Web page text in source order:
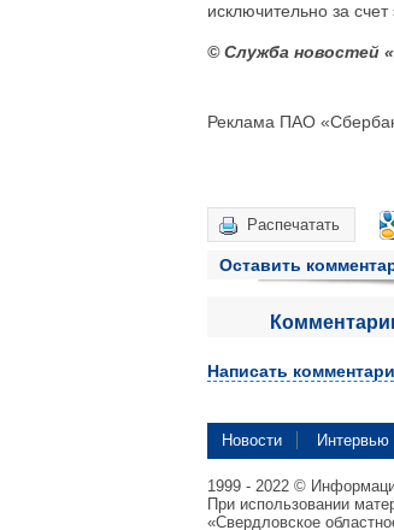
исключительно за
© Служба новостей
Реклама ПАО
Распечатать
Оставить
Написать
Новости Интервью
1999 - 2022 ©
При использовании
«Свердловское